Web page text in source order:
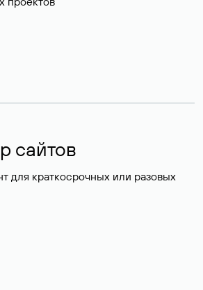
сайтов
для краткосрочных или разовых